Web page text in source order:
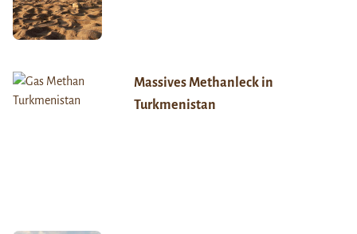
Massives Methanleck in
Turkmenistan